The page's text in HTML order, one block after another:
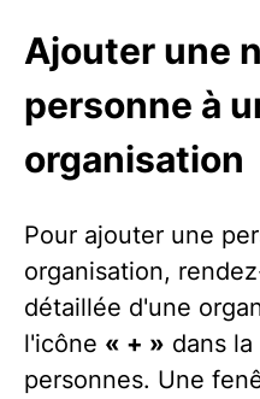
Ajouter une
personne à
organisation
Pour ajouter une
organisation,
détaillée d'une
l'icône « + » dans
personnes. Une